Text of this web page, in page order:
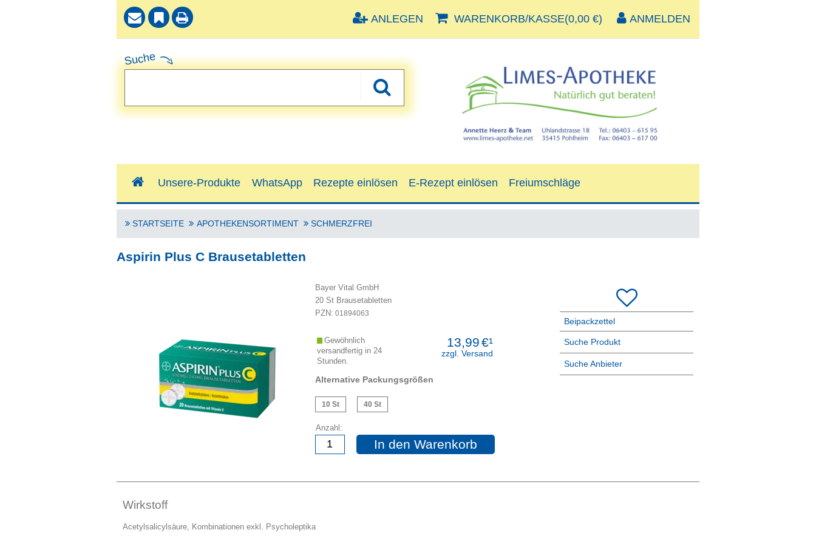
Suche
ANLEGEN WARENKORB/KASSE(0,00 €) ANMELDEN
Unsere-Produkte WhatsApp Rezepte einlösen E-Rezept einlösen Freiumschläge
STARTSEITE APOTHEKENSORTIMENT SCHMERZFREI
Aspirin Plus C Brausetabletten
Bayer Vital GmbH
20 StBrausetabletten
PZN: 01894063
13,99€¹
zzgl. Versand
Gewöhnlich
versandfertig in 24
Stunden.
Alternative Packungsgrößen
10 St 40 St
Anzahl:
In den Warenkorb
Beipackzettel
Suche Produkt
Suche Anbieter
Wirkstoff
Acetylsalicylsäure, Kombinationen exkl. Psycholeptika